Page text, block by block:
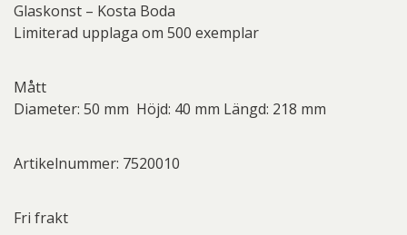
Glaskonst – Kosta Boda
Limiterad upplaga om 500 exemplar
Mått
Diameter: 50 mm Höjd: 40 mm Längd: 218 mm
Artikelnummer: 7520010
Fri frakt